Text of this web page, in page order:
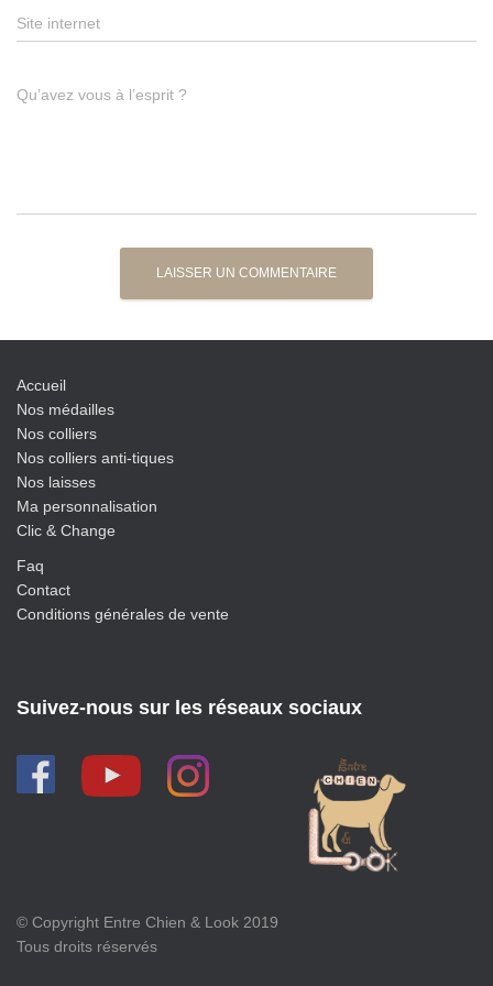
Site internet
Qu’avez vous à l’esprit ?
Accueil
Nos médailles
Nos colliers
Nos colliers anti-tiques
Nos laisses
Ma personnalisation
Clic & Change
Faq
Contact
Conditions générales de vente
Suivez-nous sur les réseaux sociaux
© Copyright Entre Chien & Look 2019
Tous droits réservés